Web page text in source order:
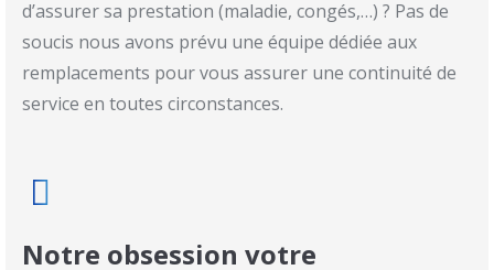
d’assurer sa prestation (maladie, congés,…) ? Pas de
soucis nous avons prévu une équipe dédiée aux
remplacements pour vous assurer une continuité de
service en toutes circonstances.
Notre obsession votre